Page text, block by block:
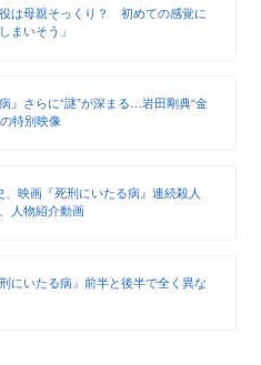
は母親そっくり？ 初めての感覚に
まいそう」
』さらに“謎”が深まる…岩田剛典“金
特別映像
映画『死刑にいたる病』連続殺人
人物紹介動画
にいたる病』前半と後半で全く異な